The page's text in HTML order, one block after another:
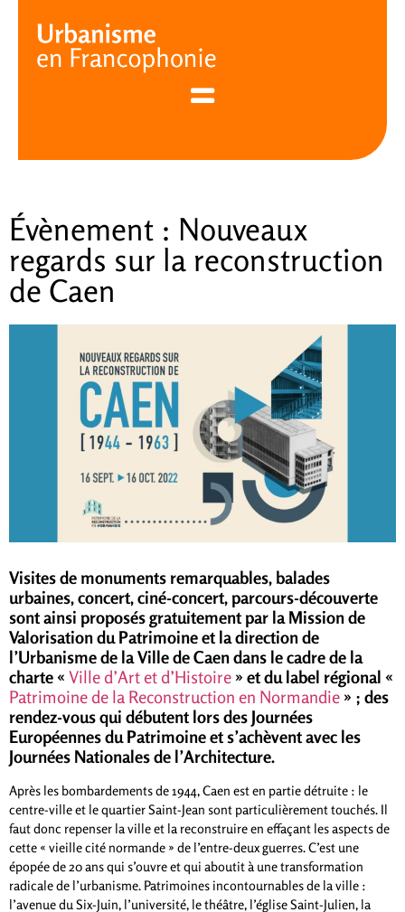
Évènement : Nouveaux
regards sur la reconstruction
de Caen
Visites de monuments remarquables, balades
urbaines,concert, ciné-concert, parcours-découverte
sont ainsi proposés gratuitement par la Mission de
Valorisation du Patrimoine et la direction de
l’Urbanisme de la Ville de Caen dans le cadre de la
charte « Ville d’Art et d’Histoire » et du label régional «
Patrimoine de la Reconstruction en Normandie » ; des
rendez-vous qui débutent lors des Journées
Européennes du Patrimoine et s’achèvent avec les
Journées Nationales de l’Architecture.
Après les bombardements de 1944, Caen est en partie détruite : le
centre-ville et le quartier Saint-Jean sont particulièrement touchés. Il
faut donc repenser la ville et la reconstruire en effaçant les aspects de
cette « vieille cité normande » de l’entre-deux guerres. C’est une
épopée de 20 ans qui s’ouvre et qui aboutit à une transformation
radicale de l’urbanisme. Patrimoines incontournables de la ville :
l’avenue du Six-Juin, l’université, le théâtre, l’église Saint-Julien, la